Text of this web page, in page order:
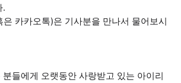
.
카카오톡)은 기사분을 만나서 물어보시
들에게 오랫동안 사랑받고 있는 아이리